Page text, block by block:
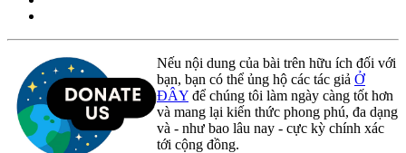
Nếu nội dung của bài trên hữu ích đối với
bạn, bạn có thể ủng hộ các tác giả Ở
ĐÂY để chúng tôi làm ngày càng tốt hơn
và mang lại kiến thức phong phú, đa dạng
và - như bao lâu nay - cực kỳ chính xác
tới cộng đồng.